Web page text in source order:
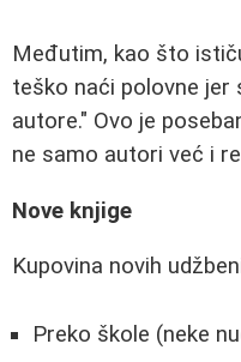
Međutim, kao što
teško naći polovne jer
autore." Ovo je
ne samo autori već i
Nove knjige
Kupovina novih
Preko škole (neke